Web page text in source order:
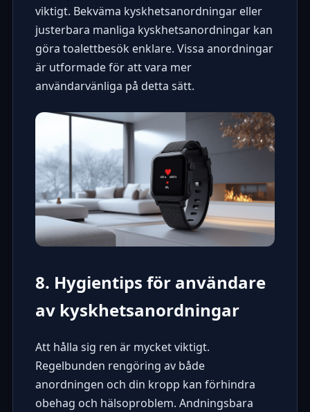
viktigt. Bekväma kyskhetsanordningar eller
justerbara manliga kyskhetsanordningar kan
göra toalettbesök enklare. Vissa anordningar
är utformade för att vara mer
användarvänliga på detta sätt.
8. Hygientips för användare
av kyskhetsanordningar
Att hålla sig ren är mycket viktigt.
Regelbunden rengöring av både
anordningen och din kropp kan förhindra
obehag och hälsoproblem. Andningsbara